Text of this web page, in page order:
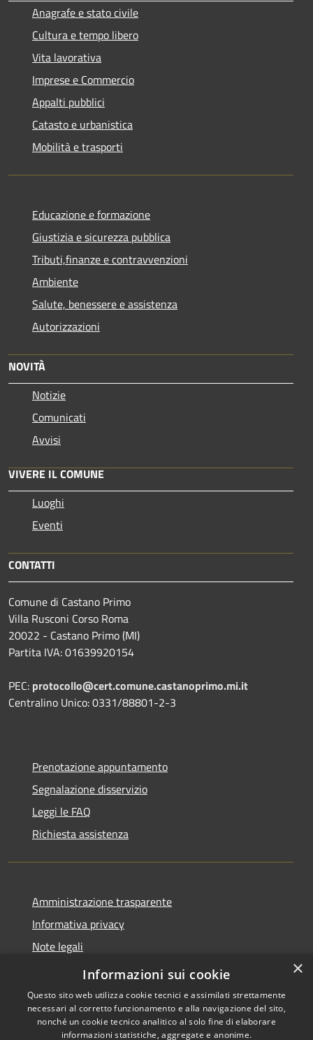
Anagrafe e stato civile
Cultura e tempo libero
Vita lavorativa
Imprese e Commercio
Appalti pubblici
Catasto e urbanistica
Mobilità e trasporti
Educazione e formazione
Giustizia e sicurezza pubblica
Tributi,finanze e contravvenzioni
Ambiente
Salute, benessere e assistenza
Autorizzazioni
NOVITÀ
Notizie
Comunicati
Avvisi
VIVERE IL COMUNE
Luoghi
Eventi
CONTATTI
Comune di Castano Primo
Villa Rusconi Corso Roma
20022 - Castano Primo (MI)
Partita IVA: 01639920154
PEC: protocollo@cert.comune.castanoprimo.mi.it
Centralino Unico: 0331/88801-2-3
Prenotazione appuntamento
Segnalazione disservizio
Leggi le FAQ
Richiesta assistenza
Amministrazione trasparente
Informativa privacy
Note legali
Dichiarazione di accessibilità
×
Informazioni sui cookie
Questo sito web utilizza cookie tecnici e assimilati strettamente
necessari al corretto funzionamento e alla navigazione del sito,
nonché un cookie tecnico analitico al solo fine di elaborare
informazioni statistiche, aggregate e anonime.